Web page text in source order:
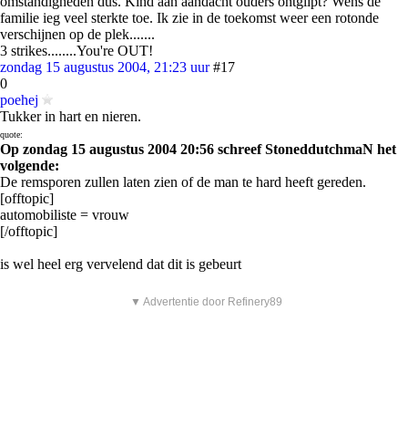
familie ieg veel sterkte toe. Ik zie in de toekomst weer een rotonde
verschijnen op de plek.......
3 strikes........You're OUT!
zondag 15 augustus 2004, 21:23 uur #17
0
poehej
Tukker in hart en nieren.
quote:
Op zondag 15 augustus 2004 20:56 schreef StoneddutchmaN het
volgende:
De remsporen zullen laten zien of de man te hard heeft gereden.
[offtopic]
automobiliste = vrouw
[/offtopic]
is wel heel erg vervelend dat dit is gebeurt
▼ Advertentie door Refinery89